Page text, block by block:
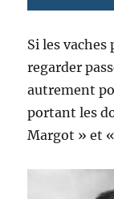
Si les
regarder
autrement
portant les
Margot » et